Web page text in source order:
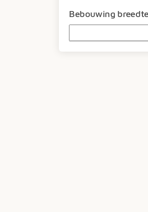
Bebouwing breedte